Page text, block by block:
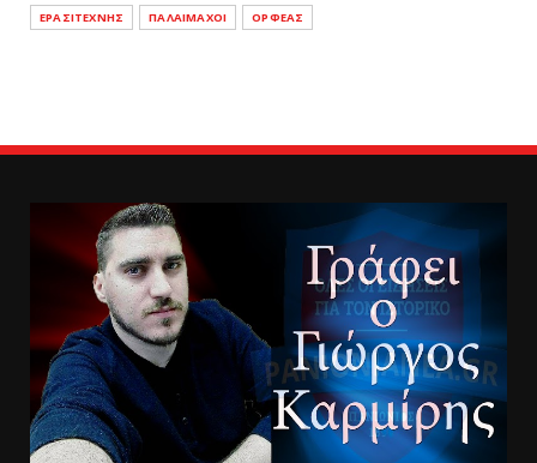
ΕΡΑΣΙΤΕΧΝΗΣ
ΠΑΛΑΙΜΑΧΟΙ ΟΡΦΕΑΣ